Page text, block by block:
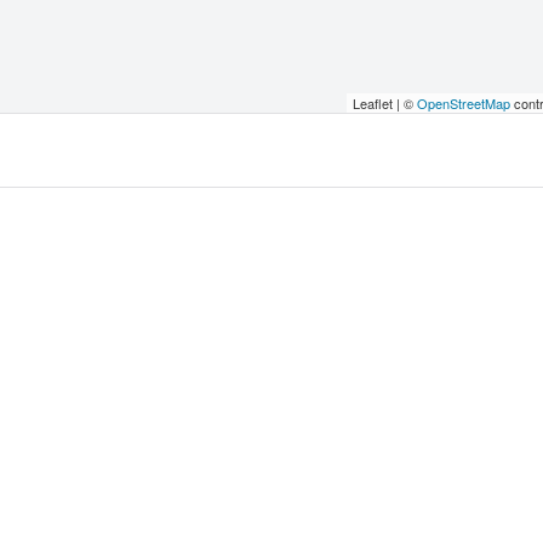
Leaflet | ©OpenStreetMap